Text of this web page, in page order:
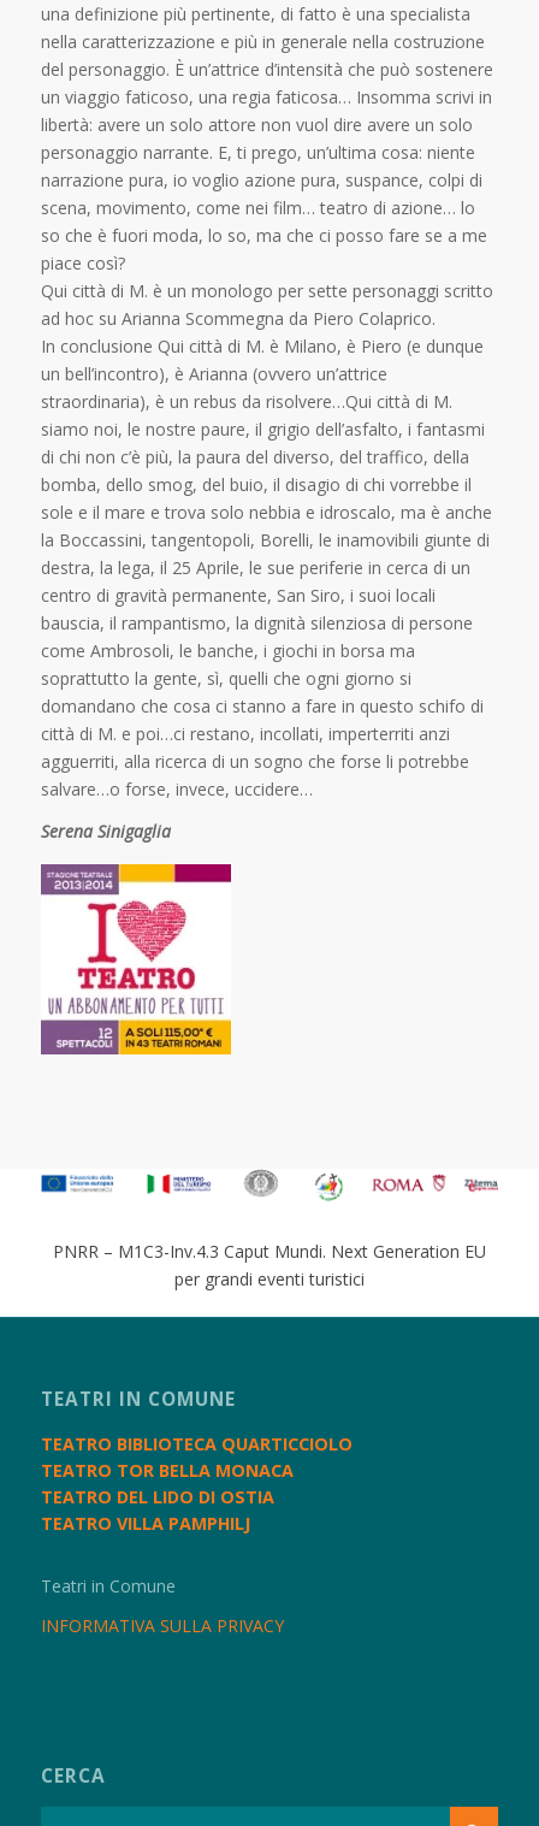
una definizione più pertinente, di fatto è una specialista
nella caratterizzazione e più in generale nella costruzione
del personaggio. È un’attrice d’intensità che può sostenere
un viaggio faticoso, una regia faticosa… Insomma scrivi in
libertà: avere un solo attore non vuol dire avere un solo
personaggio narrante. E, ti prego, un’ultima cosa: niente
narrazione pura, io voglio azione pura, suspance, colpi di
scena, movimento, come nei film… teatro di azione… lo
so che è fuori moda, lo so, ma che ci posso fare se a me
piace così?
Qui città di M. è un monologo per sette personaggi scritto
ad hoc su Arianna Scommegna da Piero Colaprico.
In conclusione Qui città di M. è Milano, è Piero (e dunque
un bell’incontro), è Arianna (ovvero un’attrice
straordinaria), è un rebus da risolvere…Qui città di M.
siamo noi, le nostre paure, il grigio dell’asfalto, i fantasmi
di chi non c’è più, la paura del diverso, del traffico, della
bomba, dello smog, del buio, il disagio di chi vorrebbe il
sole e il mare e trova solo nebbia e idroscalo, ma è anche
la Boccassini, tangentopoli, Borelli, le inamovibili giunte di
destra, la lega, il 25 Aprile, le sue periferie in cerca di un
centro di gravità permanente, San Siro, i suoi locali
bauscia, il rampantismo, la dignità silenziosa di persone
come Ambrosoli, le banche, i giochi in borsa ma
soprattutto la gente, sì, quelli che ogni giorno si
domandano che cosa ci stanno a fare in questo schifo di
città di M. e poi…ci restano, incollati, imperterriti anzi
agguerriti, alla ricerca di un sogno che forse li potrebbe
salvare…o forse, invece, uccidere…
Serena Sinigaglia
PNRR – M1C3-Inv.4.3 Caput Mundi. Next Generation EU
per grandi eventi turistici
TEATRI IN COMUNE
TEATRO BIBLIOTECA QUARTICCIOLO
TEATRO TOR BELLA MONACA
TEATRO DEL LIDO DI OSTIA
TEATRO VILLA PAMPHILJ
Teatri in Comune
INFORMATIVA SULLA PRIVACY
CERCA